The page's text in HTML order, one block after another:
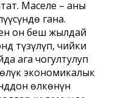
Маселе – аны
гана.
он беш жылдай
түзүлүп, чийки
ага чогултулуп
экономикалык
өлкөнүн